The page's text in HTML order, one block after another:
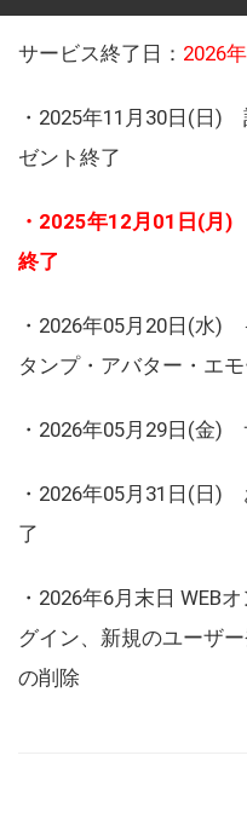
サービス終了日： 2026
・2025年11月30日(日)
ゼント終了
・2025年12月01日(月
終了
・2026年05月20日(水)
タンプ・アバター・エ
・2026年05月29日(金)
・2026年05月31日(日)
了
・2026年6月末日 WEB
グイン、新規のユーザ
の削除